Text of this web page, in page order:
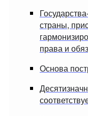
страны,
права и
Основа